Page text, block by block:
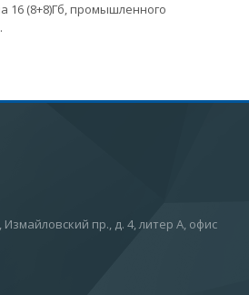
16 (8+8)Гб, промышленного
Измайловский пр., д. 4, литер А, офис